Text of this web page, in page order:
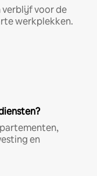
verblijf voor de
werkplekken.
en